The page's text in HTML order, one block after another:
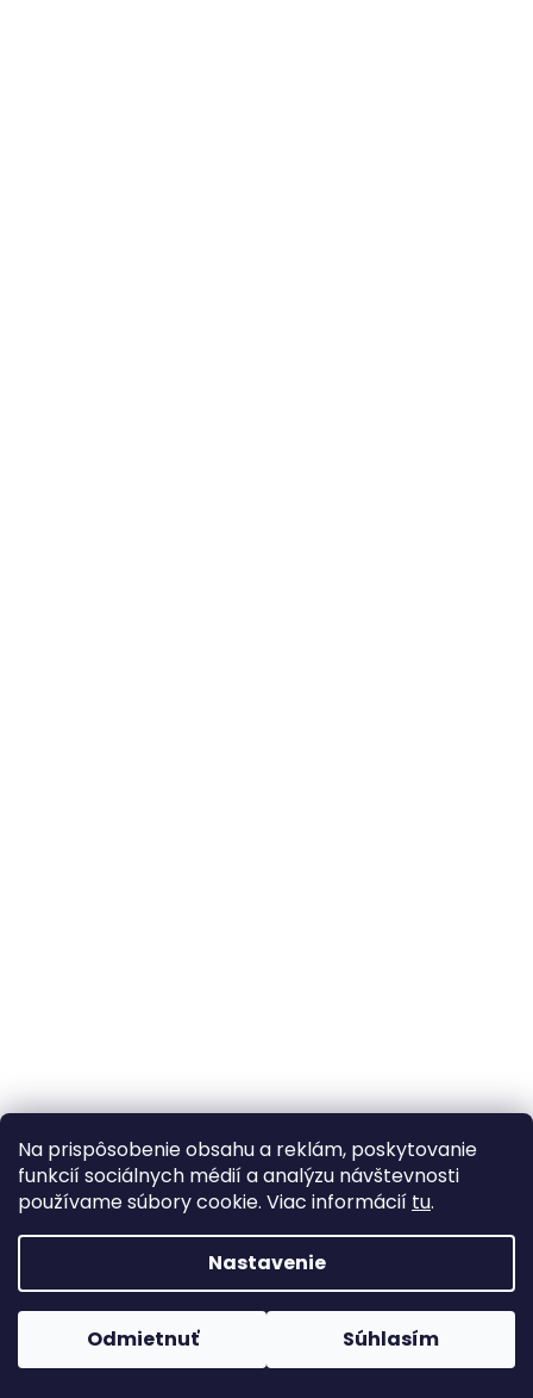
Na prispôsobenie obsahu a reklám, poskytovanie
funkcií sociálnych médií a analýzu návštevnosti
používame súbory cookie. Viac informácií tu.
Nastavenie
Odmietnuť Súhlasím